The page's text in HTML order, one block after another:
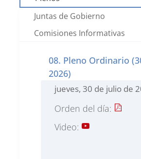
Juntas de Gobierno
Comisiones Informativas
08. Pleno Ordinario
2026)
jueves, 30 de julio de
Orden del día:
Video: